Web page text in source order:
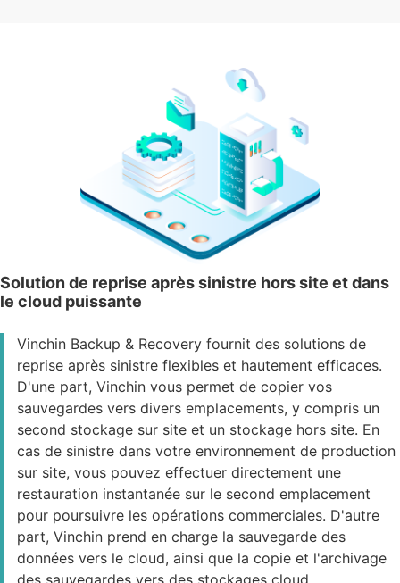
Solution de reprise après sinistre hors site et dans
le cloud puissante
Vinchin Backup & Recovery fournit des solutions de
reprise après sinistre flexibles et hautement efficaces.
D'une part, Vinchin vous permet de copier vos
sauvegardes vers divers emplacements, y compris un
second stockage sur site et un stockage hors site. En
cas de sinistre dans votre environnement de production
sur site, vous pouvez effectuer directement une
restauration instantanée sur le second emplacement
pour poursuivre les opérations commerciales. D'autre
part, Vinchin prend en charge la sauvegarde des
données vers le cloud, ainsi que la copie et l'archivage
des sauvegardes vers des stockages cloud